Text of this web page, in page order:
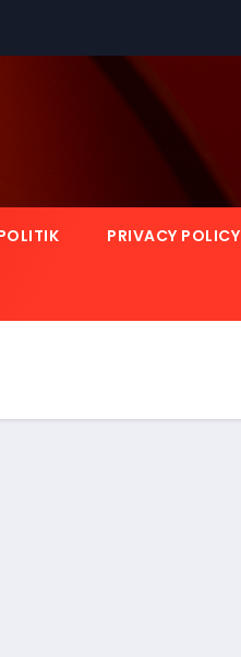
PRIVACY POLICY